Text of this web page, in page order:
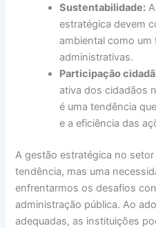
Sustentabilidade:
estratégica devem
ambiental como um
administrativas.
Participação
ativa dos cidadãos
é uma tendência
e a eficiência das
A gestão estratégica no
tendência, mas uma
enfrentarmos os desafios
administração pública. Ao
adequadas, as instituições